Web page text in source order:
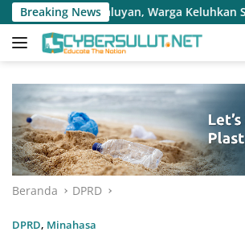
Langsung
ke
konten
Breaking News
Warga Keluhkan Sulitnya Ekonomi dan
Beranda DPRD
DPRD, Minahasa